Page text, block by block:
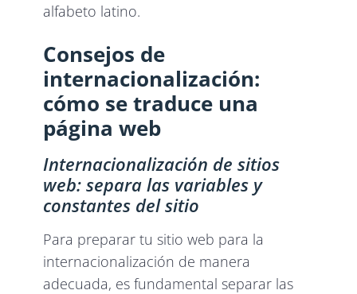
alfabeto latino.
Consejos de
internacionalización:
cómo se traduce una
página web
Internacionalización de sitios
web: separa las variables y
constantes del sitio
Para preparar tu sitio web para la
internacionalización de manera
adecuada, es fundamental separar las